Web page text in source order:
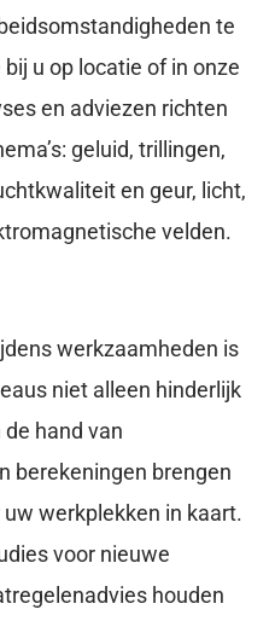
te
u op locatie of in onze
en adviezen richten
geluid, trillingen,
en geur, licht,
velden.
werkzaamheden is
niet alleen hinderlijk
hand van
berekeningen brengen
werkplekken in kaart.
voor nieuwe
houden